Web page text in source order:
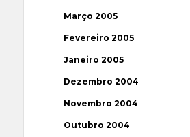
Março 2005
Fevereiro 2005
Janeiro 2005
Dezembro 2004
Novembro 2004
Outubro 2004